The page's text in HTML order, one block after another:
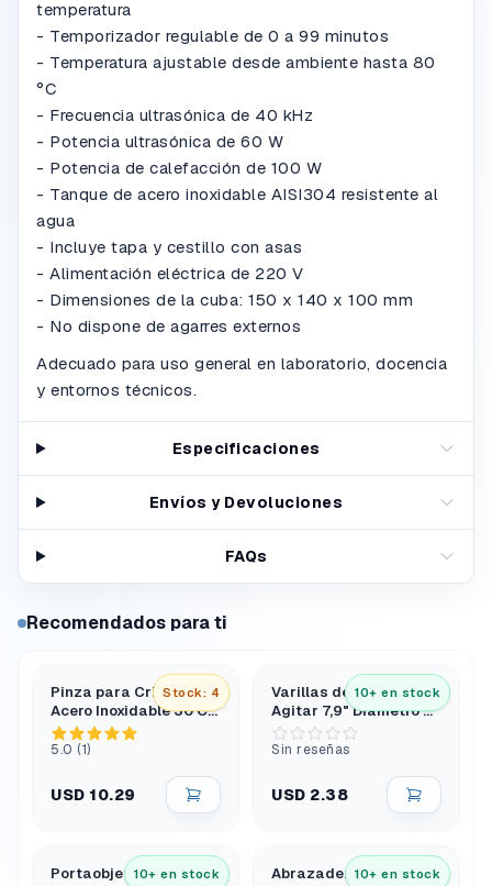
temperatura
- Temporizador regulable de 0 a 99 minutos
- Temperatura ajustable desde ambiente hasta 80
°C
- Frecuencia ultrasónica de 40 kHz
- Potencia ultrasónica de 60 W
- Potencia de calefacción de 100 W
- Tanque de acero inoxidable AISI304 resistente al
agua
- Incluye tapa y cestillo con asas
- Alimentación eléctrica de 220 V
- Dimensiones de la cuba: 150 x 140 x 100 mm
- No dispone de agarres externos
Adecuado para uso general en laboratorio, docencia
y entornos técnicos.
Especificaciones
Envíos y Devoluciones
FAQs
Recomendados para ti
Stock: 4
Pinza para Crisol de
Acero Inoxidable 30 Cm
Tipo Arco Extra Larga
5.0 (1)
USD 10.29
10+ en stock
Varillas de Vidrio para
Agitar 7,9" Diámetro 6
Mm Extremos
Redondeados
Sin reseñas
USD 2.38
10+ en stock
Portaobjetos de Vidrio
10+ en stock
Abrazadera de